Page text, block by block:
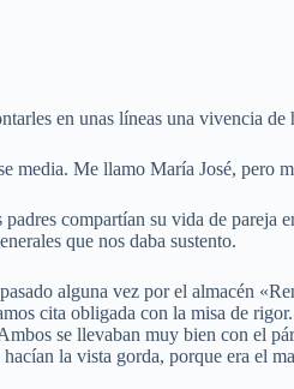
en unas líneas una vivencia de
media. Me llamo María José, pero
compartían su vida de pareja
que nos daba sustento.
alguna vez por el almacén
cita obligada con la misa de
se llevaban muy bien con el
la vista gorda, porque era el